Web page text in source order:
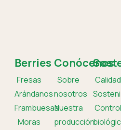
Berries
Fresas
Arándanos
Frambuesas
Moras
Conócenos
Sobre
nosotros
Nuestra
producción
Calidad
Control